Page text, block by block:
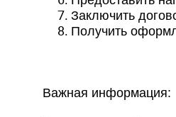
Заключить
Получить
Важная информация: